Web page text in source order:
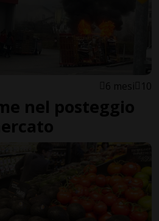
6 mesi 10
nel posteggio